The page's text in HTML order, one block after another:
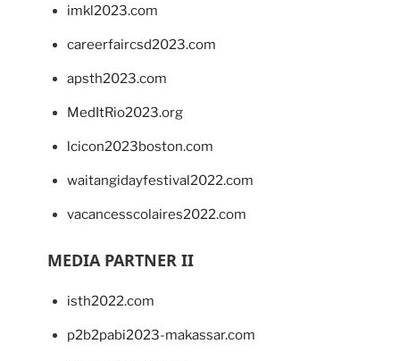
imkl2023.com
careerfaircsd2023.com
apsth2023.com
MedItRio2023.org
lcicon2023boston.com
waitangidayfestival2022.com
vacancesscolaires2022.com
MEDIA PARTNER II
isth2022.com
p2b2pabi2023-makassar.com